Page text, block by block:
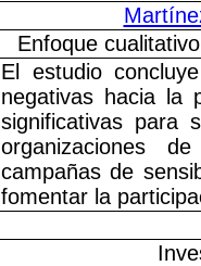
Enfoque
El estudio
negativas hacia la
significativas para
organizaciones
campañas de
fomentar la